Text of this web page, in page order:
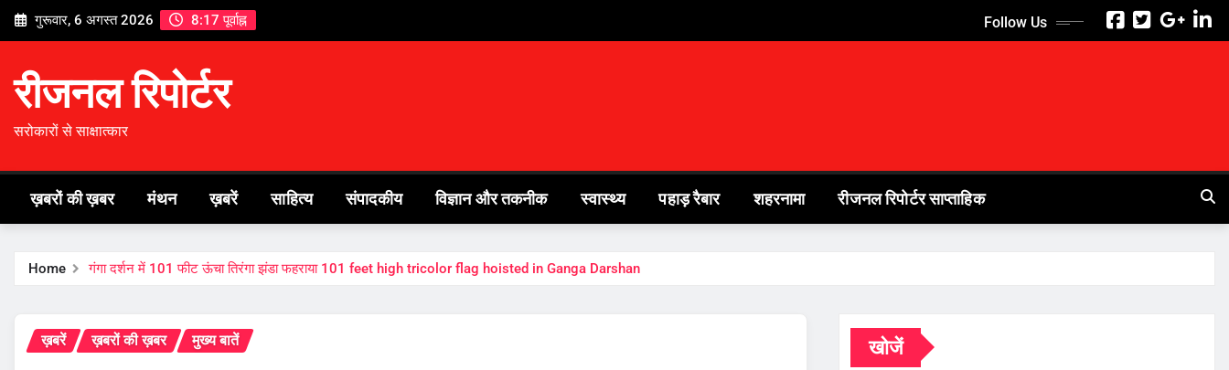
Skip
गुरूवार, 6 अगस्त 2026 8:17 पूर्वाह्न Follow Us
रीजनल रिपोर्टर
सरोकारों से साक्षात्कार
ख़बरों की ख़बर मंथन ख़बरें साहित्य संपादकीय विज्ञान और तकनीक स्वास्थ्य पहाड़ रैबार शहरनामा रीजनल रिपोर्टर साप्ताहिक
Home गंगा दर्शन में 101 फीट ऊंचा तिरंगा झंडा फहराया 101 feet high tricolor flag hoisted in Ganga Darshan
ख़बरें ख़बरों की ख़बर मुख्य बातें खोजें